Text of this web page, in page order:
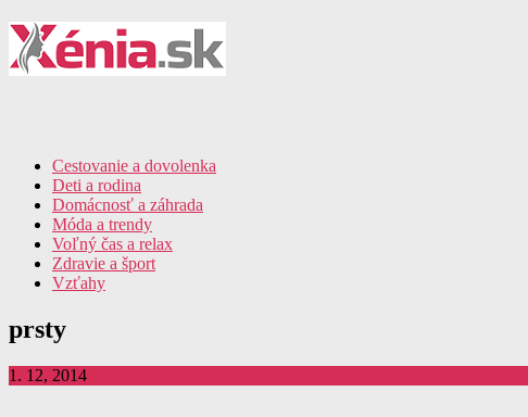
Cestovanie a dovolenka
Deti a rodina
Domácnosť a záhrada
Móda a trendy
Voľný čas a relax
Zdravie a šport
Vzťahy
prsty
1. 12, 2014